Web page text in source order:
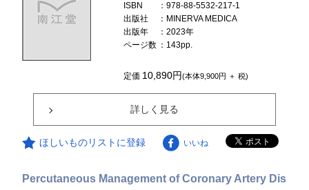
ISBN
：978-88-5532-217-1
出版社
：MINERVA MEDICA
出版年
：2023年
ページ数 ：143pp.
定価 10,890円(本体9,900円 ＋ 税)
詳しく見る
ほしいものリストに登録 いいね
Percutaneous Management of Coronary Artery Dis